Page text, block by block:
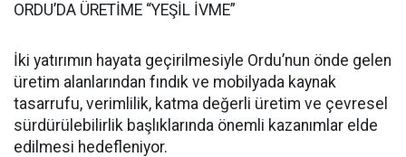
ORDU’DA ÜRETİME “YEŞİL İVME”
İki yatırımın hayata geçirilmesiyle Ordu’nun önde gelen
üretim alanlarından fındık ve mobilyada kaynak
tasarrufu, verimlilik, katma değerli üretim ve çevresel
sürdürülebilirlik başlıklarında önemli kazanımlar elde
edilmesi hedefleniyor.